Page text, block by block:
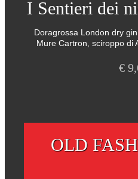
I Sentieri dei
Doragrossa London dry
Mure Cartron, sciroppo di
€
OLD